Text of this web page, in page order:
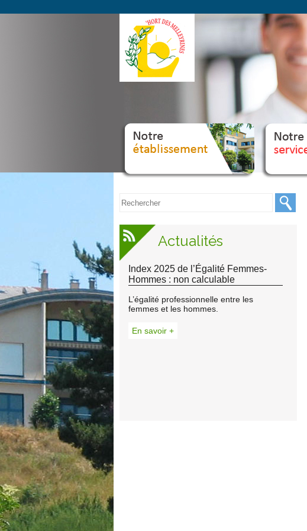
Notre
établissement
service SSR
Actualités
Index 2025 de l’Égalité Femmes-
Hommes : non calculable
L’égalité professionnelle entre les
femmes et les hommes.
En savoir +